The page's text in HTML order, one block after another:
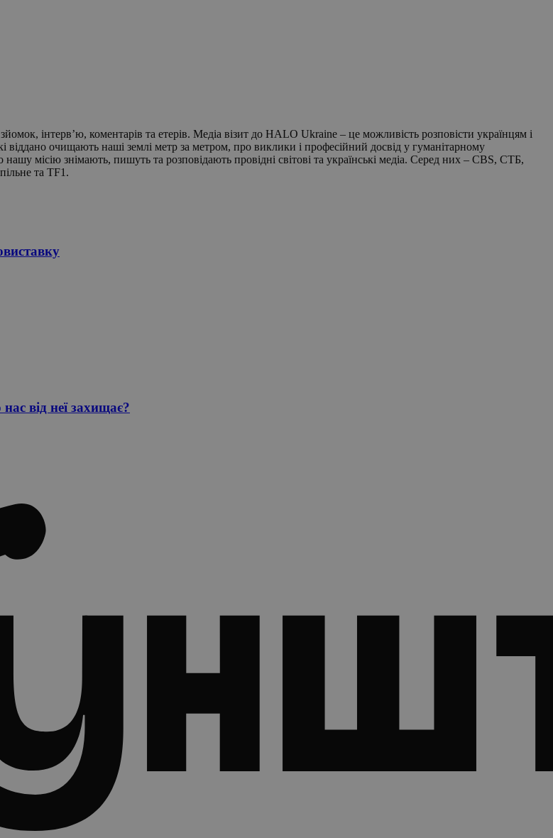
інтерв’ю, коментарів та етерів. Медіа візит до HALO Ukraine – це можливість розповісти українцям і
віддано очищають наші землі метр за метром, про виклики і професійний досвід у гуманітарному
місію знімають, пишуть та розповідають провідні світові та українські медіа. Серед них – CBS, СТБ,
та TF1.
від неї захищає?